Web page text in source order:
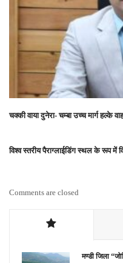
चक्की वाया दुनेरा- चम्बा उच्च मार्ग हल्के
विश्व स्तरीय पैराग्लाईडिंग स्थल के रूप में
Comments are closed
मण्डी जिला